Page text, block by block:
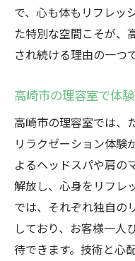
高崎市理容
高崎市の理
高崎市理容室
高崎市の理容室
高崎市理容
高崎市の理
高崎市理容
高崎市の理容
高崎市理容
高崎市の理
で、心も体もリフレッ
た特別な空間こそが、
され続ける理由の一つで
高崎市の理容室で体
高崎市の理容室では、
リラクゼーション体験
よるヘッドスパや肩の
解放し、心身をリフレ
では、それぞれ独自の
しており、お客様一人
待できます。技術と心